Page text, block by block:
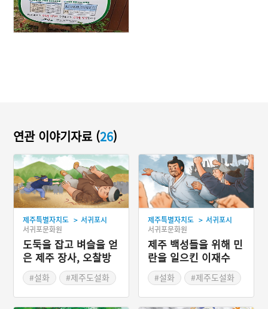
연관 이야기자료 (26)
제주특별자치도 > 서귀포시
서귀포문화원
도둑을 잡고 벼슬을 얻
은 제주 장사, 오찰방
#설화 #제주도설화
제주특별자치도 > 서귀포시
서귀포문화원
제주 백성들을 위해 민
란을 일으킨 이재수
#설화 #제주도설화